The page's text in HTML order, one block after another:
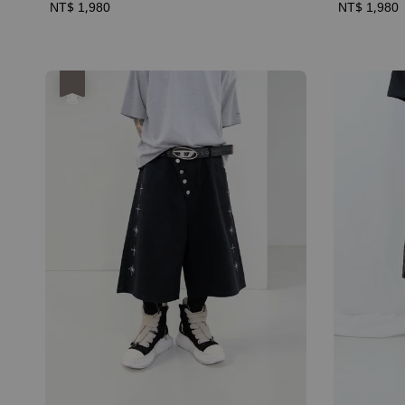
Regular
NT$ 1,980
Regular
NT$ 1,980